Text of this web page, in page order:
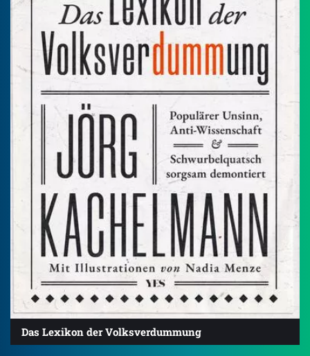
Das Lexikon der Volksverdummung